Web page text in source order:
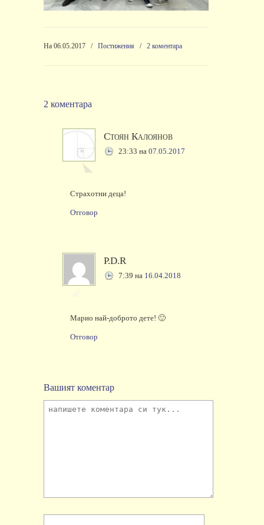
На 06.05.2017 / Постижения / 2 коментара
2 коментара
Стоян Калоянов
23:33 на 07.05.2017
Страхотни деца!
Отговор
P.D.R
7:39 на 16.04.2018
Марио най-доброто дете! 🙂
Отговор
Вашият коментар